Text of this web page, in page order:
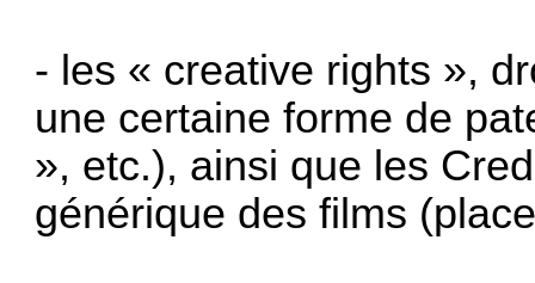
- les « creative rights »,
une certaine forme de
», etc.), ainsi que les
générique des films